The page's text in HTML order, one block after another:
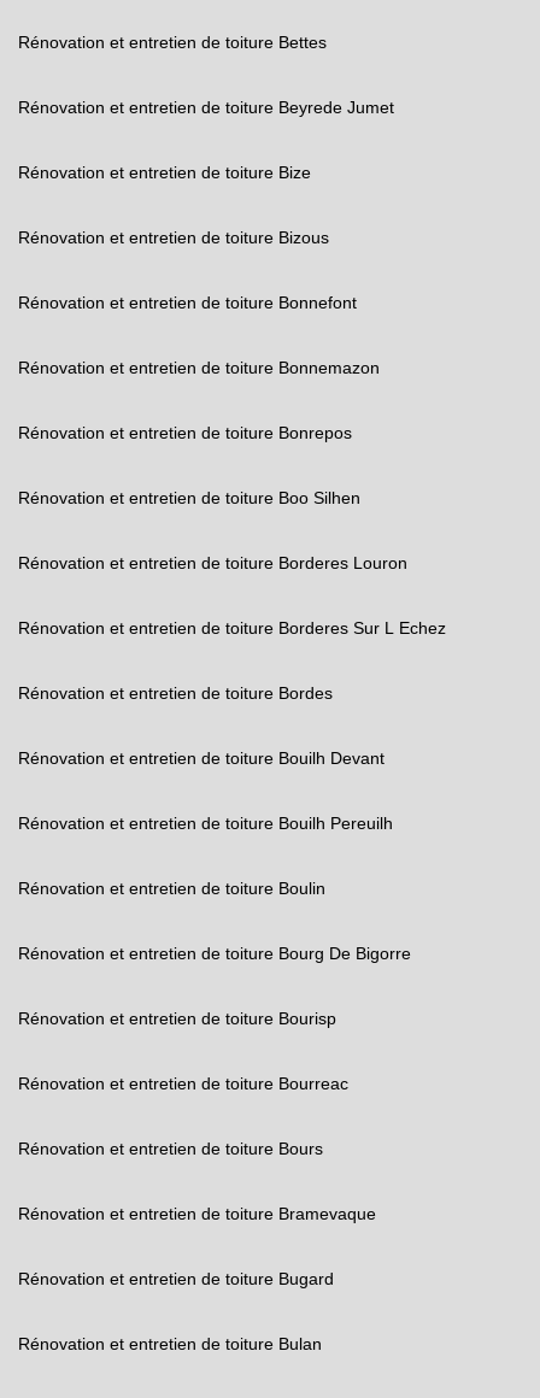
Rénovation et entretien de toiture Bettes
Rénovation et entretien de toiture Beyrede Jumet
Rénovation et entretien de toiture Bize
Rénovation et entretien de toiture Bizous
Rénovation et entretien de toiture Bonnefont
Rénovation et entretien de toiture Bonnemazon
Rénovation et entretien de toiture Bonrepos
Rénovation et entretien de toiture Boo Silhen
Rénovation et entretien de toiture Borderes Louron
Rénovation et entretien de toiture Borderes Sur L Echez
Rénovation et entretien de toiture Bordes
Rénovation et entretien de toiture Bouilh Devant
Rénovation et entretien de toiture Bouilh Pereuilh
Rénovation et entretien de toiture Boulin
Rénovation et entretien de toiture Bourg De Bigorre
Rénovation et entretien de toiture Bourisp
Rénovation et entretien de toiture Bourreac
Rénovation et entretien de toiture Bours
Rénovation et entretien de toiture Bramevaque
Rénovation et entretien de toiture Bugard
Rénovation et entretien de toiture Bulan